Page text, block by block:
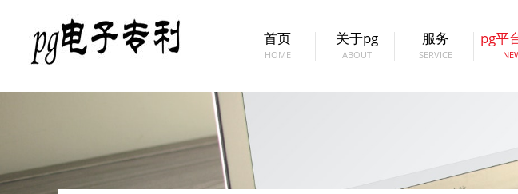
首页
HOME
关于pg
ABOUT
服务
SERVICE
pg平